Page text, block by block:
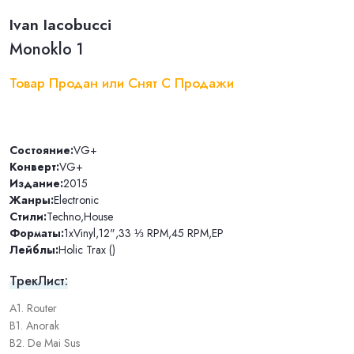
Ivan Iacobucci
Monoklo 1
Товар Продан или Снят С Продажи
Состояние:VG+
Конверт:VG+
Издание:2015
Жанры:Electronic
Стили:Techno,House
Форматы:1xVinyl,12",33 ⅓ RPM,45 RPM,EP
Лейблы:Holic Trax ()
ТрекЛист:
A1. Router
B1. Anorak
B2. De Mai Sus